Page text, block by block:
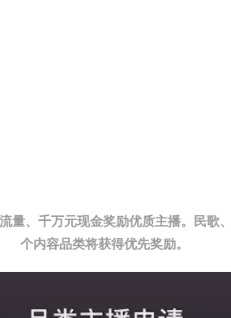
量、千万元现金奖励优质主播。民歌
个内容品类将获得优先奖励。